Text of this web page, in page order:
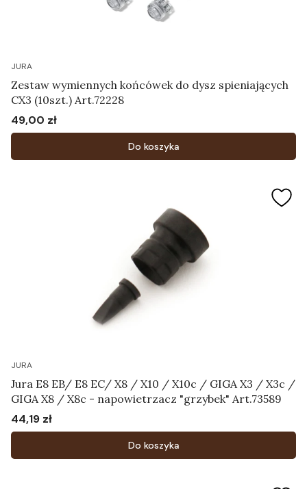
JURA
Zestaw wymiennych końcówek do dysz spieniających
CX3 (10szt.) Art.72228
Cena
49,00 zł
Do koszyka
JURA
Jura E8 EB/ E8 EC/ X8 / X10 / X10c / GIGA X3 / X3c /
GIGA X8 / X8c - napowietrzacz "grzybek" Art.73589
Cena
44,19 zł
Do koszyka